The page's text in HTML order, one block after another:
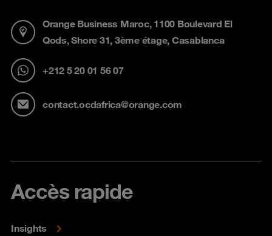
Orange Business Maroc, 1100 Boulevard El
Qods, Shore 31, 3ème étage, Casablanca
+212 5 20 01 56 07
contact.ocdafrica@orange.com
Accès rapide
Insights